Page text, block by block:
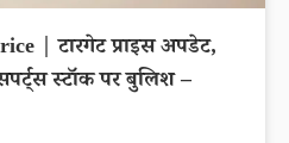
| टारगेट प्राइस अपडेट,
स्टॉक पर बुलिश –